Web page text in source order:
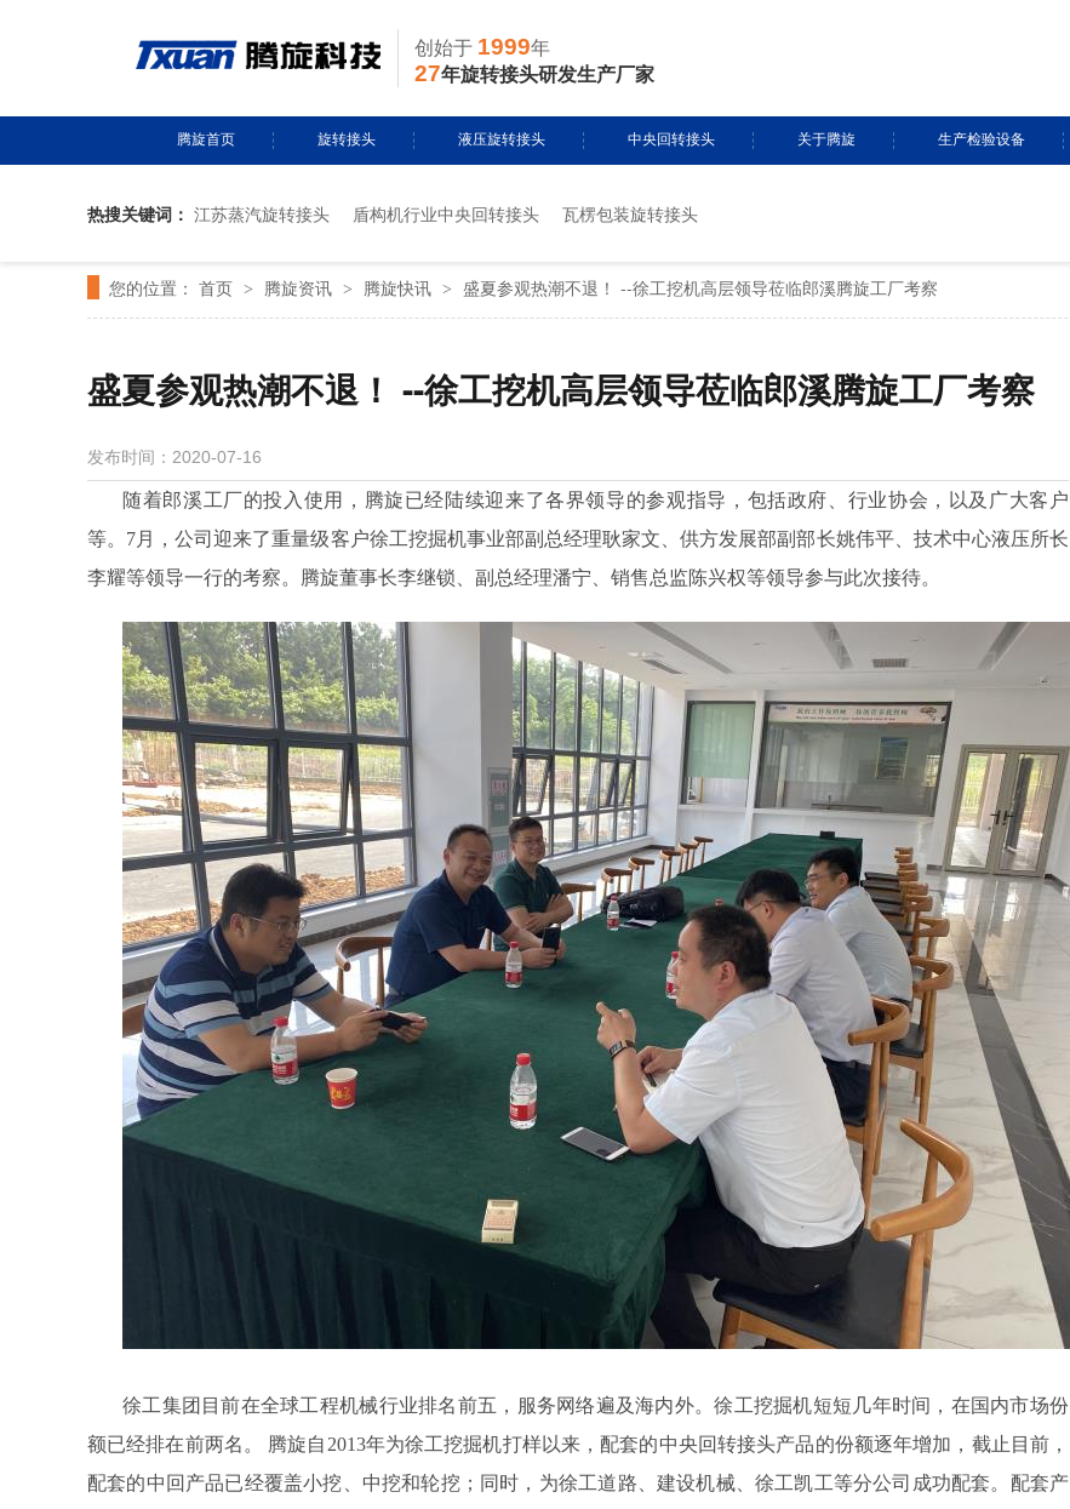
创始于 1999年
27年旋转接头研发生产厂家
腾旋首页 旋转接头
水用旋转接头
导热油旋转接头
切削液旋转接头
旋转接头配件
液压旋转接头
风电液压滑环
多通路旋转接头定制
中央回转接头
挖掘机旋转接头
履带吊旋转接头
起重机旋转接头
属具旋转接头
高空作业车旋转接头
关于腾旋
专利证书
生产检验设备
热搜关键词： 江苏蒸汽旋转接头 盾构机行业中央回转接头 瓦楞包装旋转接头
您的位置： 首页 > 腾旋资讯 > 腾旋快讯 > 盛夏参观热潮不退！ --徐工挖机高层领导莅临郎溪腾旋工厂考察
盛夏参观热潮不退！ --徐工挖机高层领导莅临郎溪腾旋工厂考察
发布时间：2020-07-16
随着郎溪工厂的投入使用，腾旋已经陆续迎来了各界领导的参观指导，包括政府、行业协会，以及广大客户
等。 7月，公司迎来了重量级客户徐工挖掘机事业部副总经理耿家文、供方发展部副部长姚伟平、技术中心液压所长
李耀等领导一行的考察。腾旋董事长李继锁、副总经理潘宁、销售总监陈兴权等领导参与此次接待。
徐工集团目前在全球工程机械行业排名前五，服务网络遍及海内外。徐工挖掘机短短几年时间，在国内市场份
额已经排在前两名。 腾旋自 2013年为徐工挖掘机打样以来，配套的中央回转接头产品的份额逐年增加，截止目前，
配套的中回产品已经覆盖小挖、中挖和轮挖；同时，为徐工道路、建设机械、徐工凯工等分公司成功配套。配套产